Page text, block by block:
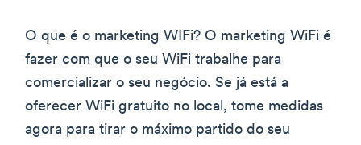
O que é o marketing WIFi? O marketing WiFi é
fazer com que o seu WiFi trabalhe para
comercializar o seu negócio. Se já está a
oferecer WiFi gratuito no local, tome medidas
agora para tirar o máximo partido do seu